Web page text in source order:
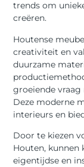
trends om
creëren.
Houtense
creativiteit en
duurzame
groeiende
Deze moderne
interieurs en
Door te kiezen
Houten,
eigentijdse en